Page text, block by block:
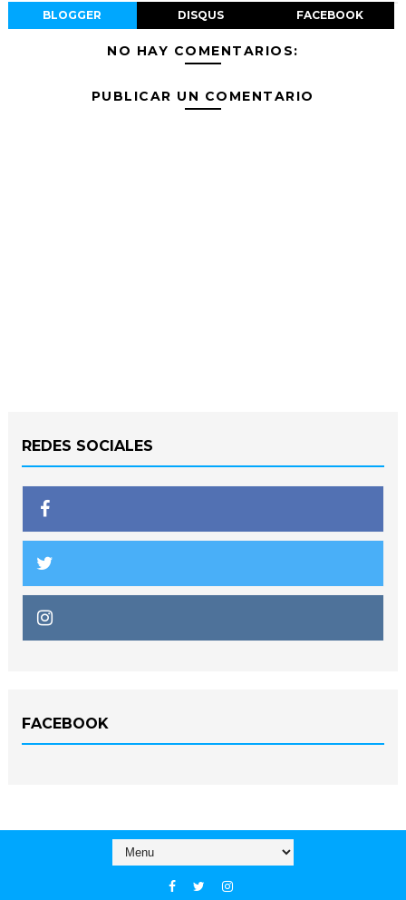
BLOGGER DISQUS FACEBOOK
NO HAY COMENTARIOS:
PUBLICAR UN COMENTARIO
REDES SOCIALES
FACEBOOK